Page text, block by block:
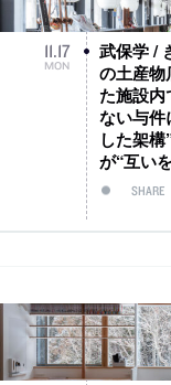
11.17
MON
武保学 /
の土産物
た施設
ない与件
した架
が“互い
SHARE